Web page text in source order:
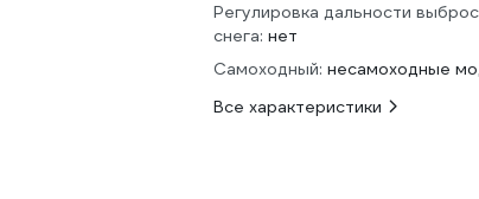
Регулировка дальности
снега: нет
Самоходный: несамоходные
Все характеристики